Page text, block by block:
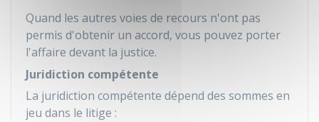
Quand les autres voies de recours n'ont pas
permis d'obtenir un accord, vous pouvez porter
l'affaire devant la justice.
Juridiction compétente
La juridiction compétente dépend des sommes en
jeu dans le litige :